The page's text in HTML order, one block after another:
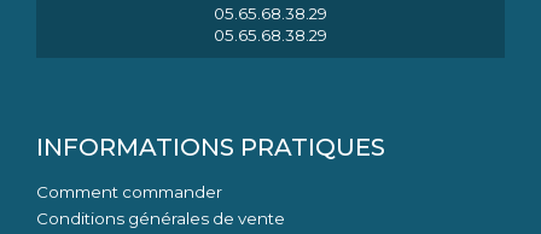
05.65.68.38.29
05.65.68.38.29
INFORMATIONS PRATIQUES
Comment commander
Conditions générales de vente